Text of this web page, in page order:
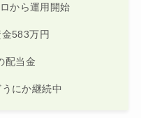
から運用開始
金583万円
配当金
うにか継続中